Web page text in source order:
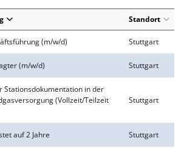
Standort
(m/w/d) Stuttgart
(m/w/d) Stuttgart
Stationsdokumentation in der
(Vollzeit/Teilzeit
Stuttgart
auf 2 Jahre Stuttgart